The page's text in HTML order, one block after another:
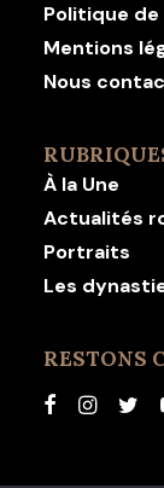
Politique
Mentions
Nous
À la Une
Actualités
Portraits
Les
RESTONS